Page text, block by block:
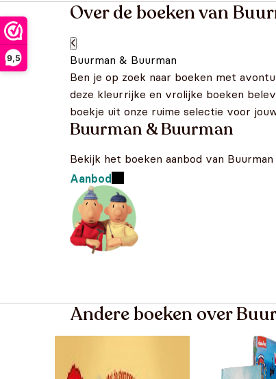
9,5
Over de boeken van
Buurman & Buurman
Ben je op zoek naar boeken met
deze kleurrijke en vrolijke boeken
boekje uit onze ruime selectie voor
Buurman & Buurman
Bekijk het boeken aanbod van
Aanbod
Andere boeken over